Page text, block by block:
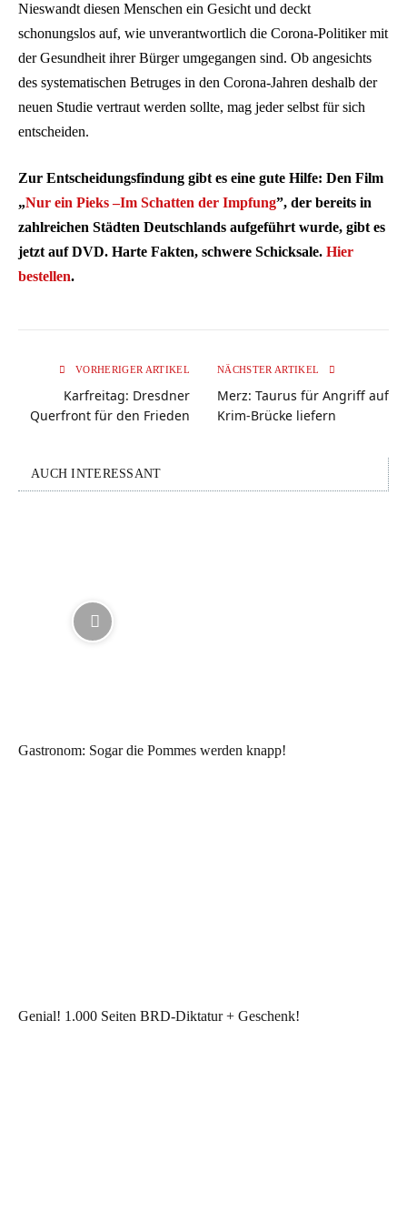
Nieswandt diesen Menschen ein Gesicht und deckt
schonungslos auf, wie unverantwortlich die Corona-Politiker mit
der Gesundheit ihrer Bürger umgegangen sind. Ob angesichts
des systematischen Betruges in den Corona-Jahren deshalb der
neuen Studie vertraut werden sollte, mag jeder selbst für sich
entscheiden.
Zur Entscheidungsfindung gibt es eine gute Hilfe: Den Film
„Nur ein Pieks –Im Schatten der Impfung”, der bereits in
zahlreichen Städten Deutschlands aufgeführt wurde, gibt es
jetzt auf DVD. Harte Fakten, schwere Schicksale. Hier
bestellen.
VORHERIGER ARTIKEL
Karfreitag: Dresdner
Querfront für den Frieden
NÄCHSTER ARTIKEL
Merz: Taurus für Angriff auf
Krim-Brücke liefern
AUCH INTERESSANT
Gastronom: Sogar die Pommes werden knapp!
Genial! 1.000 Seiten BRD-Diktatur + Geschenk!